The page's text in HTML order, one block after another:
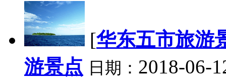
[华东五市旅游
游景点 日期： 2018-06-